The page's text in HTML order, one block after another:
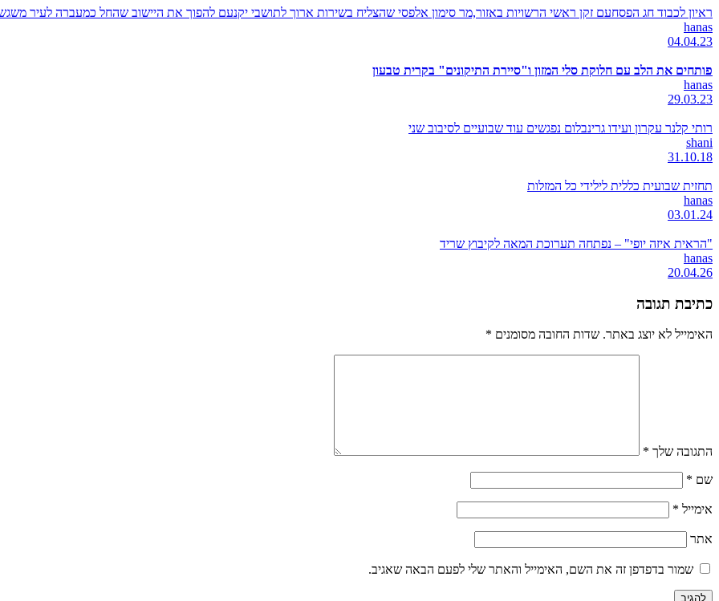
ראיון לכבוד חג הפסחעם זקן ראשי הרשויות באזור,מר סימון אלפסי שהצליח בשירות ארוך לתושבי יקנעם להפוך את היישוב שהחל כמעברה לעיר
hanas
04.04.23
פותחים את הלב עם חלוקת סלי המזון ו"סיירת התיקונים" בקרית טבעון
hanas
29.03.23
רותי קלנר עקרון ועידו גרינבלום נפגשים עוד שבועיים לסיבוב שני
shani
31.10.18
תחזית שבועית כללית לילידי כל המזלות
hanas
03.01.24
"הראית איזה יופי" – נפתחה תערוכת המאה לקיבוץ שריד
hanas
20.04.26
כתיבת תגובה
האימייל לא יוצג באתר. שדות החובה מסומנים *
התגובה שלך *
שם *
אימייל *
אתר
שמור בדפדפן זה את השם, האימייל והאתר שלי לפעם הבאה שאגיב.